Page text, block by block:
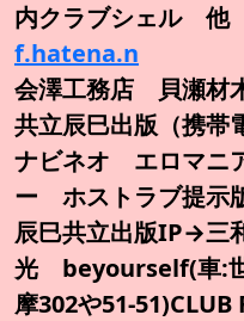
内クラブシェル 他
f.hatena.n
会澤工務店 貝瀬
共立辰巳出版（携
ナビネオ エロマニ
ー ホストラブ提示
辰巳共立出版IP→
光 beyourself(車:
摩302や51-